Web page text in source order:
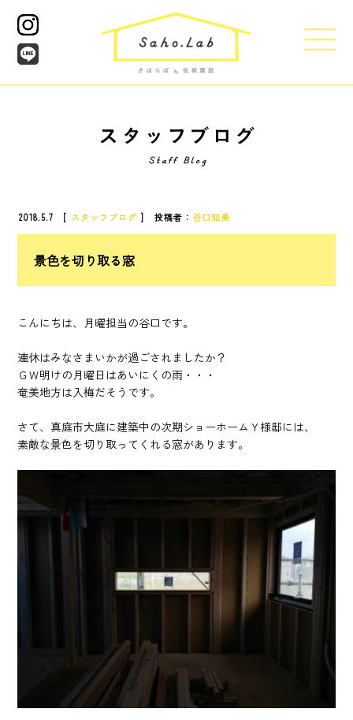
2018.5.7 [ スタッフブログ ] 投稿者： 谷口知美
景色を切り取る窓
こんにちは、月曜担当の谷口です。
連休はみなさまいかが過ごされましたか？
ＧＷ明けの月曜日はあいにくの雨・・・
奄美地方は入梅だそうです。
さて、真庭市大庭に建築中の次期ショーホームＹ様邸には、
素敵な景色を切り取ってくれる窓があります。